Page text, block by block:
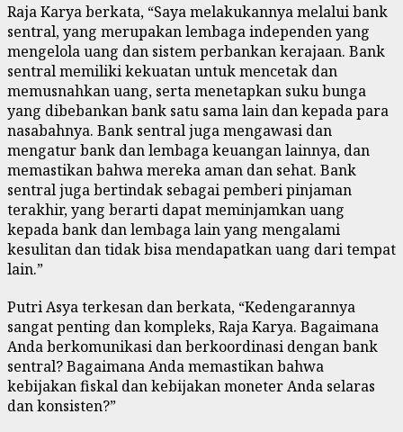
Raja Karya berkata, “Saya melakukannya melalui bank
sentral, yang merupakan lembaga independen yang
mengelola uang dan sistem perbankan kerajaan. Bank
sentral memiliki kekuatan untuk mencetak dan
memusnahkan uang, serta menetapkan suku bunga
yang dibebankan bank satu sama lain dan kepada para
nasabahnya. Bank sentral juga mengawasi dan
mengatur bank dan lembaga keuangan lainnya, dan
memastikan bahwa mereka aman dan sehat. Bank
sentral juga bertindak sebagai pemberi pinjaman
terakhir, yang berarti dapat meminjamkan uang
kepada bank dan lembaga lain yang mengalami
kesulitan dan tidak bisa mendapatkan uang dari tempat
lain.”
Putri Asya terkesan dan berkata, “Kedengarannya
sangat penting dan kompleks, Raja Karya. Bagaimana
Anda berkomunikasi dan berkoordinasi dengan bank
sentral? Bagaimana Anda memastikan bahwa
kebijakan fiskal dan kebijakan moneter Anda selaras
dan konsisten?”